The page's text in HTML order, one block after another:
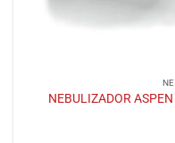
NEBULIZADOR